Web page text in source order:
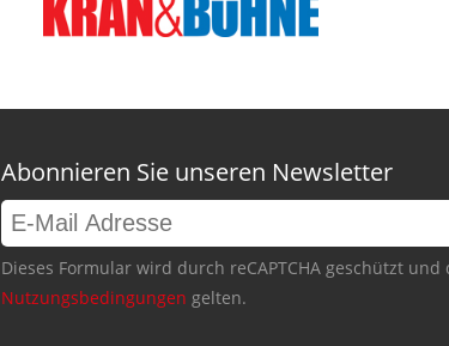
Abonnieren Sie unseren Newsletter
Dieses Formular wird durch reCAPTCHA geschützt
Nutzungsbedingungen gelten.